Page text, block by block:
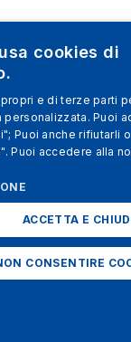
cookies di
e di terze parti
Puoi
Puoi anche rifiutarli
Puoi accedere alla
ACCETTA E
CONSENTIRE